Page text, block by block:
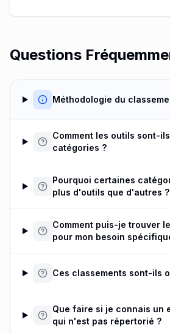
Questions
Méthodologie du
Comment les outils sont-
catégories ?
Pourquoi certaines
plus d'outils que d'autres ?
Comment puis-je trouver
pour mon besoin
Ces classements sont-ils
Que faire si je connais un
qui n'est pas répertorié ?